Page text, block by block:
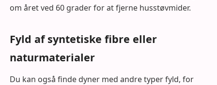
om året ved 60 grader for at fjerne husstøvmider.
Fyld af syntetiske fibre eller
naturmaterialer
Du kan også finde dyner med andre typer fyld, for